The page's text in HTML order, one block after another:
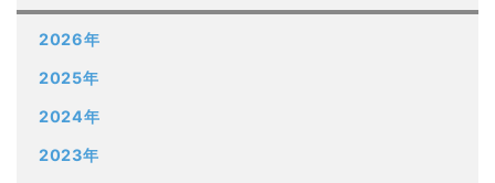
2026年
2025年
2024年
2023年